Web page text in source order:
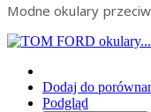
Modne okulary
Dodaj do
Podgląd